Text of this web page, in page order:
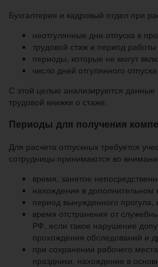
Бухгалтерия и кадровый отдел при
неотгулянные дни отпуска в
трудовой стаж и период
периоды, которые не могут
число дней отгулянного
С этой целью анализируются данные
трудовой книжки о стаже.
Периоды для получения
Для расчета отпускных требуется
сотрудницы принимаются во
время, занятое
нахождение в дополнительном
период вынужденного прогула,
время отстранения от
РФ, если такое нарушение
прохождения обследований и
при сохранении рабочего
праздники, нахождение в